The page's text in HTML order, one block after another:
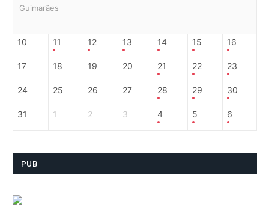
Guimarães
10 11 12 13 14 15 16
17 18 19 20 21 22 23
24 25 26 27 28 29 30
31 1 2 3 4 5 6
PUB